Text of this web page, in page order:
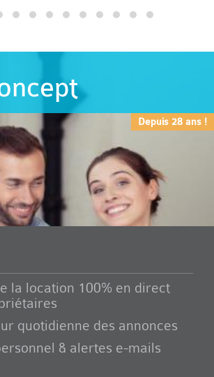
Depuis 28 ans !
la location 100% en direct
quotidienne des annonces
& alertes e-mails